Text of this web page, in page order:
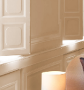
Catalogus
Tips
FAQ